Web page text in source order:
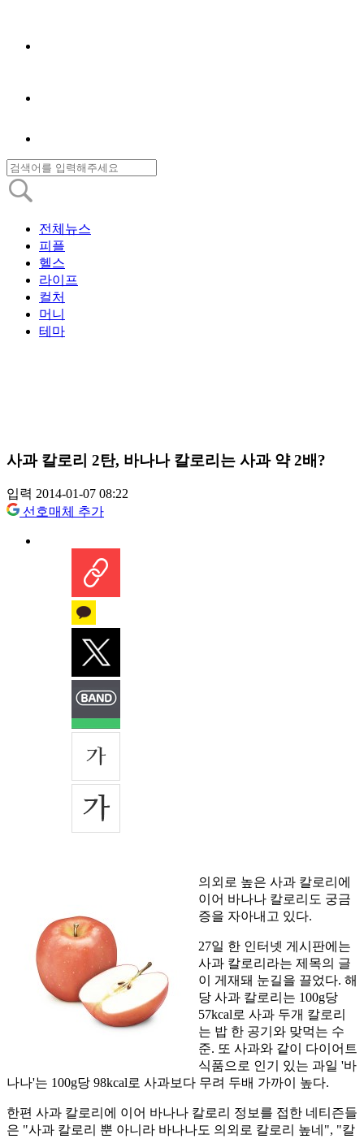
전체뉴스
피플
헬스
라이프
컬처
머니
테마
사과 칼로리 2탄, 바나나 칼로리는 사과 약 2배?
입력 2014-01-07 08:22
선호매체 추가
의외로 높은 사과 칼로리에
이어 바나나 칼로리도 궁금
증을 자아내고 있다.
27일 한 인터넷 게시판에는
사과 칼로리라는 제목의 글
이 게재돼 눈길을 끌었다. 해
당 사과 칼로리는 100g당
57kcal로 사과 두개 칼로리
는 밥 한 공기와 맞먹는 수
준. 또 사과와 같이 다이어트
식품으로 인기 있는 과일 '바
나나'는 100g당 98kcal로 사과보다 무려 두배 가까이 높다.
한편 사과 칼로리에 이어 바나나 칼로리 정보를 접한 네티즌들
은 "사과 칼로리 뿐 아니라 바나나도 의외로 칼로리 높네", "칼